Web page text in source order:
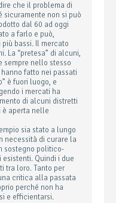
che il problema di
sicuramente non si può
dal 60 ad oggi
a farlo e può,
bassi. Il mercato
La “pretesa” di alcuni,
sempre nello stesso
fatto nei passati
è fuori luogo, e
i mercati ha
di alcuni distretti
è aperta nelle
sia stato a lungo
necessità di curare la
sostegno politico-
Quindi i due
tra loro. Tanto per
critica alla passata
perché non ha
e efficientarsi.